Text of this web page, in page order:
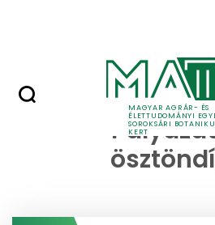
MAGYAR AGRÁR- ÉS
ÉLETTUDOMÁNYI
SOROKSÁRI
KERT
Pályázatok